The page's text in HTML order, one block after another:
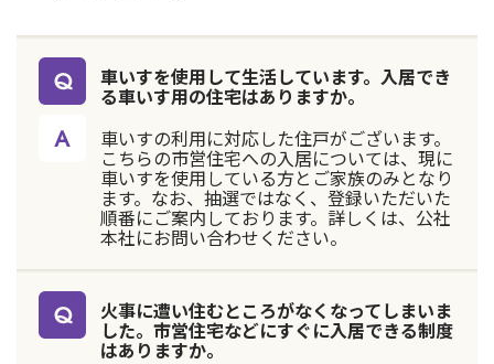
車いすを使用して生活しています。入居でき
る車いす用の住宅はありますか。
車いすの利用に対応した住戸がございます。
こちらの市営住宅への入居については、現に
車いすを使用している方とご家族のみとなり
ます。なお、抽選ではなく、登録いただいた
順番にご案内しております。詳しくは、公社
本社にお問い合わせください。
火事に遭い住むところがなくなってしまいま
した。市営住宅などにすぐに入居できる制度
はありますか。